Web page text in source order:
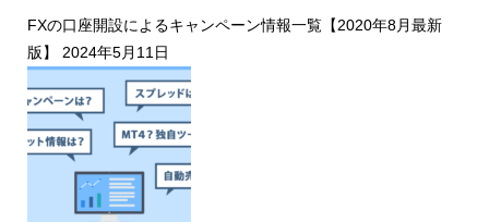
FXの口座開設によるキャンペーン情報一覧【2020年8月最新
版】
2024年5月11日